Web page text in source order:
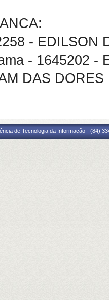
- EDILSON
- 1645202 -
DAS
de Tecnologia da Informação - (84)